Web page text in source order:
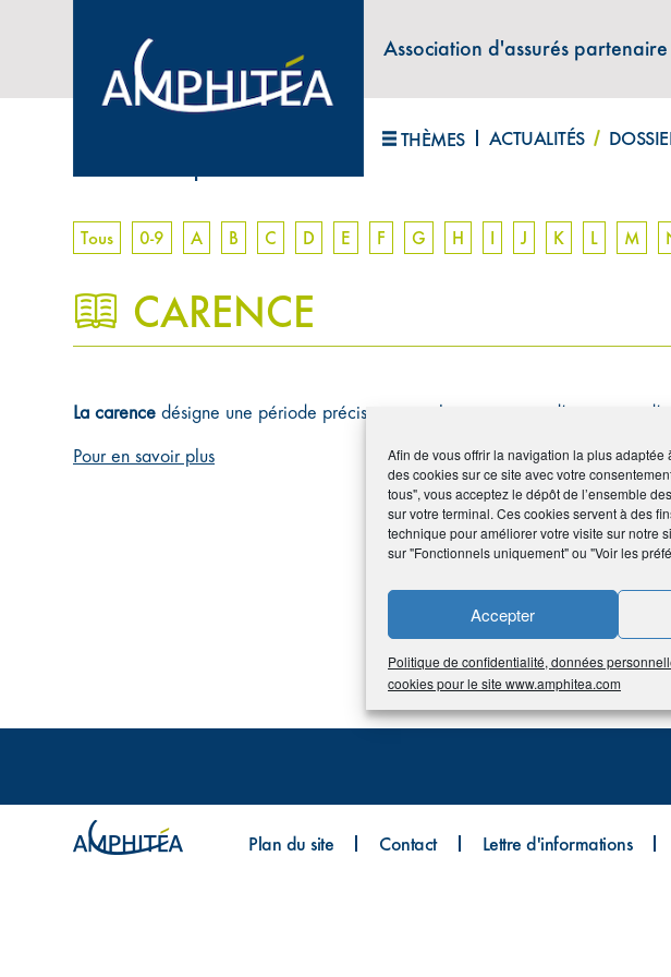
Afin de vous offrir la navigation la plus
des cookies sur ce site avec votre
tous", vous acceptez le dépôt de l’ensemble
sur votre terminal. Ces cookies servent à des
technique pour améliorer votre visite sur notre
sur "Fonctionnels uniquement" ou "Voir les
Accepter
Politique de confidentialité, données
cookies pour le site www.amphitea.com
Association d'assurés
THÈMES ACTUALITÉS
ABONNEZ-VOUS À LA LETTRE D'INFORMATIONS "AMPHITÉA
Tous 0-9 A B C D E F G H I J K L M
CARENCE
La carence désigne une période précise suivant la souscription d’un contrat
Pour en savoir plus
Plan du site Contact Lettre d'informations